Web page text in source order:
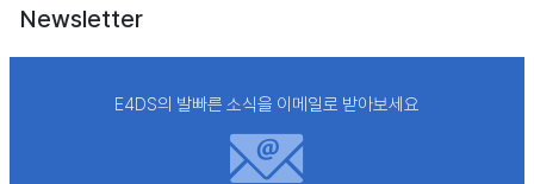
Newsletter
E4DS의 발빠른 소식을 이메일로 받아보세요